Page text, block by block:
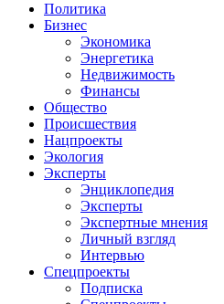
Политика
Бизнес
Экономика
Энергетика
Недвижимость
Финансы
Общество
Происшествия
Нацпроекты
Экология
Эксперты
Энциклопедия
Эксперты
Экспертные мнения
Личный взгляд
Интервью
Спецпроекты
Подписка